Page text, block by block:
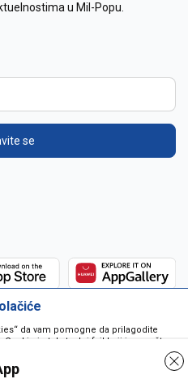
u Mil-Popu.
se
da vam pomogne da prilagodite
je tekstualni fajl koji je smešten
vašem računaru. Cookie-i su
biti pročitani od strane web servera